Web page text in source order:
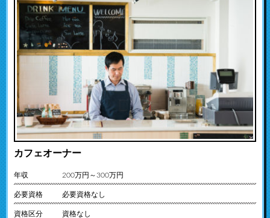
カフェオーナー
年収 200万円～300万円
必要資格 必要資格なし
資格区分 資格なし